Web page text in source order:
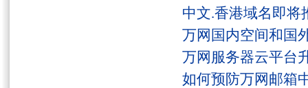
中文.香港域名即将
万网国内空间和国
万网服务器云平台
如何预防万网邮箱